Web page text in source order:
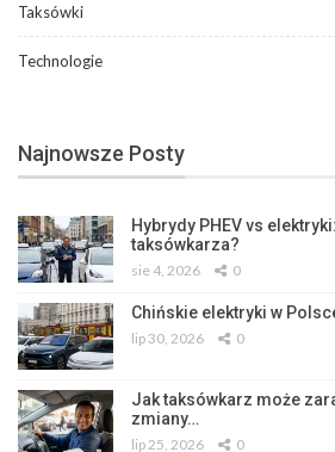
Taksówki
Technologie
Najnowsze Posty
Hybrydy PHEV vs
taksówkarza?
sie 4, 2026 0
Chińskie elektryki w
lip 30, 2026 0
Jak taksówkarz może
zmiany…
lip 25, 2026 0